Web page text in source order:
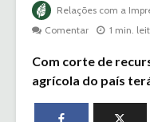
Relações com a
Comentar
1 min.
Com corte de
agrícola do país